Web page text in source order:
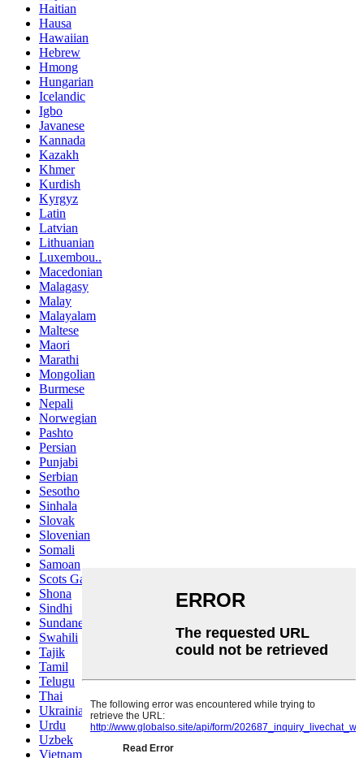
Haitian
Hausa
Hawaiian
Hebrew
Hmong
Hungarian
Icelandic
Igbo
Javanese
Kannada
Kazakh
Khmer
Kurdish
Kyrgyz
Latin
Latvian
Lithuanian
Luxembou..
Macedonian
Malagasy
Malay
Malayalam
Maltese
Maori
Marathi
Mongolian
Burmese
Nepali
Norwegian
Pashto
Persian
Punjabi
Serbian
Sesotho
Sinhala
Slovak
Slovenian
Somali
Samoan
Scots Gaelic
Shona
Sindhi
Sundanese
Swahili
Tajik
Tamil
Telugu
Thai
Ukrainian
Urdu
Uzbek
Vietnamese